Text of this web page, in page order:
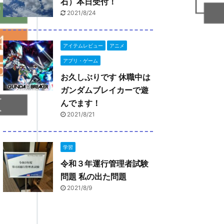
2021/8/24
アイテムレビュー アニメ
アプリ・ゲーム
お久しぶりです 休職中は
ガンダムブレイカーで遊
んでます！
2021/8/21
学習
令和３年運行管理者試験
問題 私の出た問題
2021/8/9